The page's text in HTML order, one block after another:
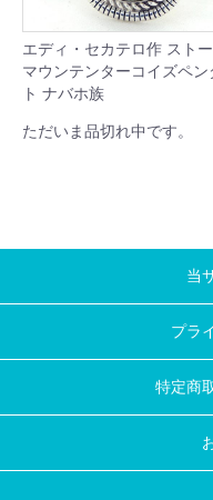
エディ・セカテロ作 スト
マウンテンターコイズペン
ト ナバホ族
ただいま品切れ中です。
当
プラ
特定商